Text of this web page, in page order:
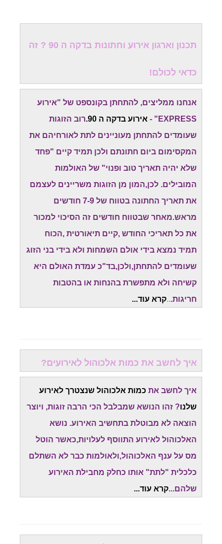
תכנון וארגון אירוע וחתונות בדקה ה 90 ? זה
כדאי לכולם!
אנחנו ממליצים, להתחתן בקונספט של "אירוע
EXPRESS" -
אירוע בדקה ה 90.
רוב הזוגות
שעומדים להתחתן מעוניינים לתת לאורחיהם את
המקסימום ביום חתונתם ולכן תמיד קיים "פחד
שלא יהיה תאריך טוב ופנוי" של האולמות
המובילים. לכן,המון מן הזוגות משריינים לעצמם
את תאריך החתונה בטווח של 7-9 חודשים
מראש.מאחר שבטווח חודשים זה הסיכוי למכור
את כל תאריכי החודש ,קיים תיאורטית ,הכוח
תמיד נמצא בידי אולם השמחות ולא בידי בני הזוג
שעומדים להתחתן,ולכן,בד"כ עמדת האולם היא
קשיחה ולא מתפשרת בהנחות או בהטבות
חריגות...קרא עוד...
איך לחשב את כמות אלכוהול לאירועים?
איך לחשב את כמות אלכוהול שנצטרך לאירוע
שלנו? זהו הנושא שמבלבל הכי הרבה זוגות, ויוצר
הוצאה לא מבוטלת בתחשיב האירוע. נושא
האלכוהול לאירוע התווסף לעלויות,כאשר הוטל
מס על ענף האלכוהול,ולאולמות כבר לא השתלם
כלכלית "לתת" אותו כחלק מחבילת האירוע
שלהם...קרא עוד...